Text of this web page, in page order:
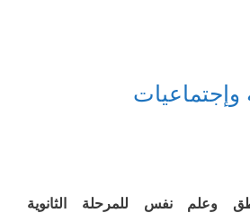
وعلم نفس للمرحلة الثانوية